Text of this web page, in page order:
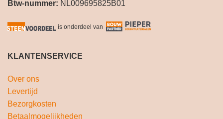
Btw-nummer: NL009695825B01
is onderdeel van
KLANTENSERVICE
Over ons
Levertijd
Bezorgkosten
Betaalmogelijkheden